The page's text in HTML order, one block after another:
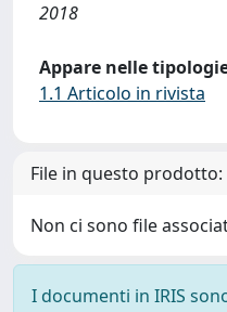
2018
Appare nelle
1.1 Articolo in rivista
File in questo prodotto:
Non ci sono file
I documenti in IRIS